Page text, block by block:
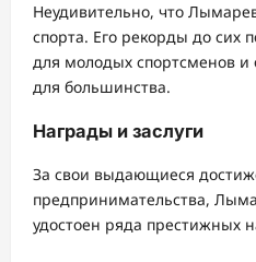
Неудивительно, что
спорта. Его рекорды до сих
для молодых спортсменов
для большинства.
Награды и заслуги
За свои выдающиеся
предпринимательства,
удостоен ряда престижных